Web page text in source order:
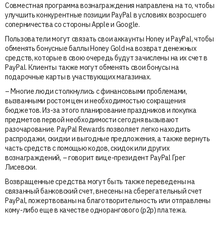
Совместная программа вознаграждения направлена на то, чтобы
улучшить конкурентные позиции PayPal в условиях возросшего
соперничества со стороны Apple и Google.
Пользователи могут связать свои аккаунты Honey и PayPal, чтобы
обменять бонусные баллы Honey Gold на возврат денежных
средств, которые в свою очередь будут зачислены на их счет в
PayPal. Клиенты также могут обменять свои бонусы на
подарочные карты в участвующих магазинах.
– Многие люди столкнулись с финансовыми проблемами,
вызванными ростом цен и необходимостью сокращения
бюджетов. Из-за этого планирование праздников и покупка
предметов первой необходимости сегодня вызывают
разочарование. PayPal Rewards позволяет легко находить
распродажи, скидки и выгодные предложения, а также вернуть
часть средств с помощью кодов, скидок или других
вознаграждений, – говорит вице-президент PayPal Грег
Лисевски.
Возвращенные средства могут быть также переведены на
связанный банковский счет, внесены на сберегательный счет
PayPal, пожертвованы на благотворительность или отправлены
кому-либо еще в качестве однорангового (p2p) платежа.